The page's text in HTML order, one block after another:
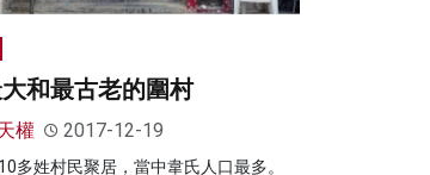
和最古老的圍村
權 2017-12-19
多姓村民聚居，當中韋氏人口最多。